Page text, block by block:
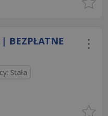
BEZPŁATNE
Stała